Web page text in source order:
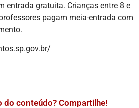
entrada gratuita. Crianças entre 8 e
pagam meia-entrada com
do conteúdo? Compartilhe!